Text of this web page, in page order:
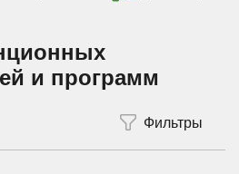
и программ